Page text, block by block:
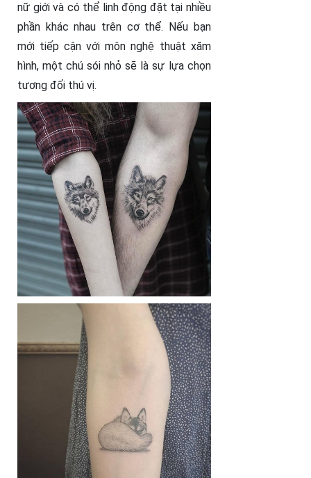
nữ giới và có thể linh động đặt tại nhiều
phần khác nhau trên cơ thể. Nếu bạn
mới tiếp cận với môn nghệ thuật xăm
hình, một chú sói nhỏ sẽ là sự lựa chọn
tương đối thú vị.